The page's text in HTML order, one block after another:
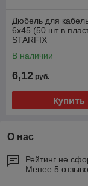
Дюбель для
6х45 (50 шт в
STARFIX
В наличии
6,12 руб.
Купить
О нас
Рейтинг не
Менее 5